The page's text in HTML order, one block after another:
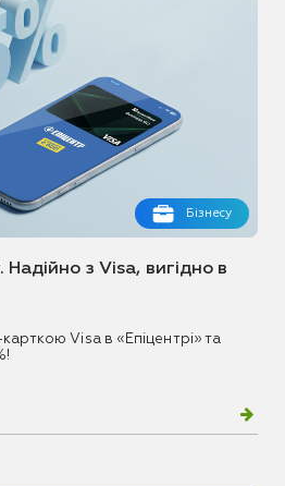
Бізнесу
з Visa, вигідно в
Visa в «Епіцентрі» та